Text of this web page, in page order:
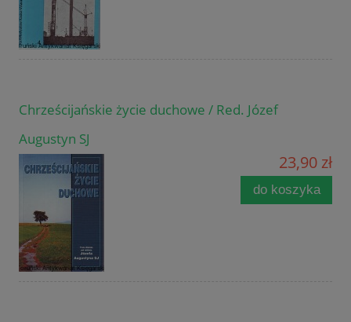
Chrześcijańskie życie duchowe / Red. Józef
Augustyn SJ
23,90 zł
do koszyka